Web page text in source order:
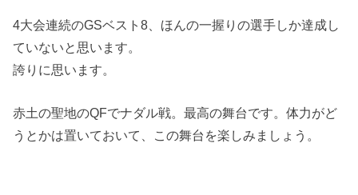
4大会連続のGSベスト8、ほんの一握りの選手しか達成し
ていないと思います。
誇りに思います。
赤土の聖地のQFでナダル戦。最高の舞台です。体力がど
うとかは置いておいて、この舞台を楽しみましょう。